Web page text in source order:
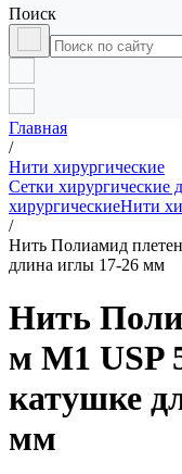
Поиск
Главная
/
Нити хирургические
Сетки хирургические
хирургическиеНити
/
Нить Полиамид
длина иглы 17-26 мм
Нить
м М1 USP
катушке
мм